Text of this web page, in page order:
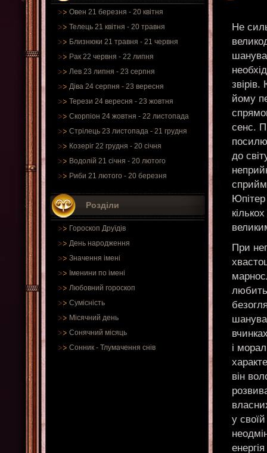
Овен 21 березня - 20 квітня
Телець 21 квітня - 20 травня
Близнюки 21 травня - 21 червня
Рак 22 червня - 22 липня
Лев 23 липня - 23 серпня
Діва 24 серпня - 23 вересня
Терези 24 вересня - 23 жовтня
Скорпіон 24 жовтня - 22 листопада
Стрілець 23 листопада - 21 грудня
Козеріг 22 грудня - 20 січня
Водолій 21 січня - 20 лютого
Риби 21 лютого - 20 березня
Розділи
Гороскоп Друїдів
День народження
Значення імені
Іменини по імені
Любовний гороскоп
Сумісність
Місячний день
Сонячний місяць
Сонник - Тлумачення снів
Не
йому
сенс.
до
Юпітер
При
і
він
у